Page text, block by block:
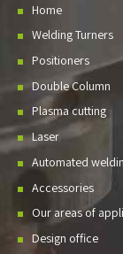
Home
Welding Turners
Positioners
Double Column
Plasma cutting
Laser
Automated
Accessories
Our areas of
Design office